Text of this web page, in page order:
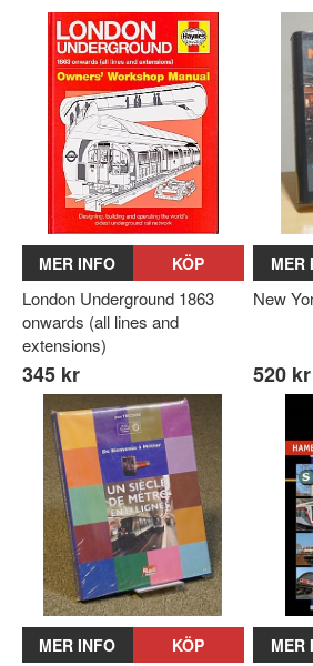
MER INFO KÖP
London Underground 1863
onwards (all lines and
extensions)
345 kr
MER
New
520 kr
MER INFO KÖP MER